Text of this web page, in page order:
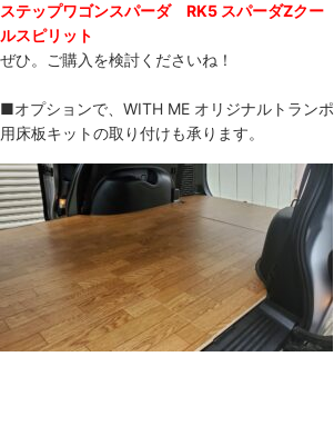
ステップワゴンスパーダ RK5 スパーダZクー
ルスピリット
ぜひ。ご購入を検討くださいね！
■オプションで、WITH ME オリジナルトランポ
用床板キットの取り付けも承ります。